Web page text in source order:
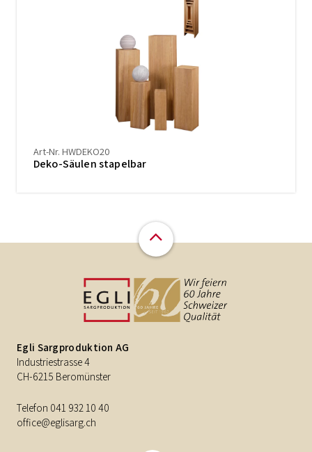
Art-Nr. HWDEKO20
Deko-Säulen stapelbar
Egli Sargproduktion AG
Industriestrasse 4
CH-6215 Beromünster
Telefon 041 932 10 40
office@eglisarg.ch